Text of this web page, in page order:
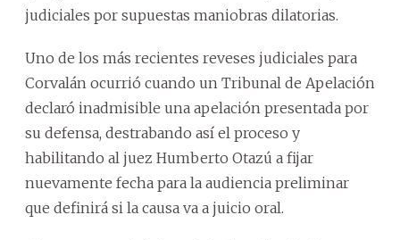
judiciales por supuestas maniobras dilatorias.
Uno de los más recientes reveses judiciales para
Corvalán ocurrió cuando un Tribunal de Apelación
declaró inadmisible una apelación presentada por
su defensa, destrabando así el proceso y
habilitando al juez Humberto Otazú a fijar
nuevamente fecha para la audiencia preliminar
que definirá si la causa va a juicio oral.